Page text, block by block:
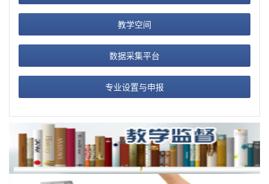
教学空间
数据采集平台
专业设置与申报